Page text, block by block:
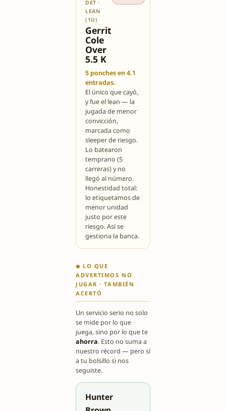
DET ·
LEAN
(1U)
Gerrit
Cole
Over
5.5 K
5 ponches en 4.1
entradas.
El único que cayó,
y fue el lean — la
jugada de menor
convicción,
marcada como
sleeper de riesgo.
Lo batearon
temprano (5
carreras) y no
llegó al número.
Honestidad total:
lo etiquetamos de
menor unidad
justo por este
riesgo. Así se
gestiona la banca.
◆ LO QUE
ADVERTIMOS NO
JUGAR · TAMBIÉN
ACERTÓ
Un servicio serio no solo
se mide por lo que
juega, sino por lo que te
ahorra. Esto no suma a
nuestro récord — pero sí
a tu bolsillo si nos
seguiste.
Hunter